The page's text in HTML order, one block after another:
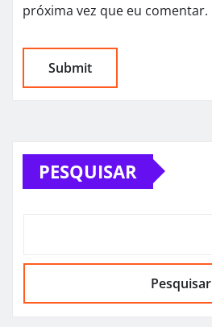
próxima vez que eu comentar.
PESQUISAR
Pesquisar